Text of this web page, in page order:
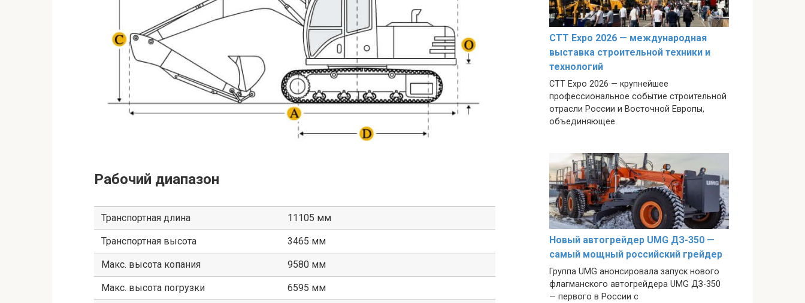
Рабочий диапазон
Транспортная длина 11105 мм
Транспортная высота 3465 мм
Макс. высота копания 9580 мм
Макс. высота погрузки 6595 мм
CTT Expo 2026 — международная
выставка строительной техники и
технологий
CTT Expo 2026 — крупнейшее
профессиональное событие строительной
отрасли России и Восточной Европы,
объединяющее
Новый автогрейдер UMG ДЗ-350 —
самый мощный российский грейдер
Группа UMG анонсировала запуск нового
флагманского автогрейдера UMG ДЗ-350
— первого в России с